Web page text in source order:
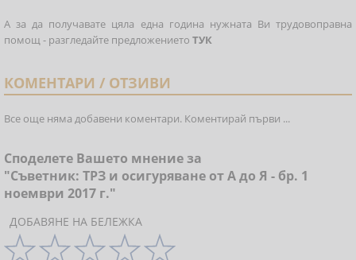
А за да получавате цяла една година нужната Ви трудовоправна
помощ - разгледайте предложението ТУК
КОМЕНТАРИ / ОТЗИВИ
Все още няма добавени коментари. Коментирай първи ...
Споделете Вашето мнение за
"Съветник: ТРЗ и осигуряване от А до Я - бр. 1
ноември 2017 г."
ДОБАВЯНЕ НА БЕЛЕЖКА